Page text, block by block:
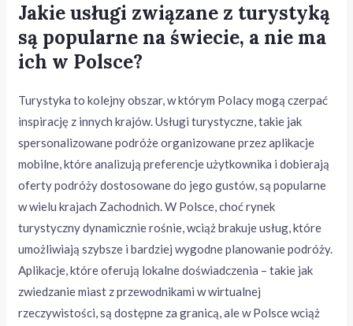
Jakie usługi związane z turystyką
są popularne na świecie, a nie ma
ich w Polsce?
Turystyka to kolejny obszar, w którym Polacy mogą czerpać
inspirację z innych krajów. Usługi turystyczne, takie jak
spersonalizowane podróże organizowane przez aplikacje
mobilne, które analizują preferencje użytkownika i dobierają
oferty podróży dostosowane do jego gustów, są popularne
w wielu krajach Zachodnich. W Polsce, choć rynek
turystyczny dynamicznie rośnie, wciąż brakuje usług, które
umożliwiają szybsze i bardziej wygodne planowanie podróży.
Aplikacje, które oferują lokalne doświadczenia – takie jak
zwiedzanie miast z przewodnikami w wirtualnej
rzeczywistości, są dostępne za granicą, ale w Polsce wciąż